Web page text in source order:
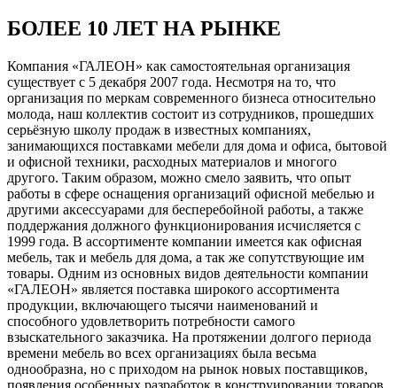
БОЛЕЕ 10 ЛЕТ НА РЫНКЕ
Компания «ГАЛЕОН» как самостоятельная организация
существует с 5 декабря 2007 года. Несмотря на то, что
организация по меркам современного бизнеса относительно
молода, наш коллектив состоит из сотрудников, прошедших
серьёзную школу продаж в известных компаниях,
занимающихся поставками мебели для дома и офиса, бытовой
и офисной техники, расходных материалов и многого
другого. Таким образом, можно смело заявить, что опыт
работы в сфере оснащения организаций офисной мебелью и
другими аксессуарами для бесперебойной работы, а также
поддержания должного функционирования исчисляется с
1999 года. В ассортименте компании имеется как офисная
мебель, так и мебель для дома, а так же сопутствующие им
товары. Одним из основных видов деятельности компании
«ГАЛЕОН» является поставка широкого ассортимента
продукции, включающего тысячи наименований и
способного удовлетворить потребности самого
взыскательного заказчика. На протяжении долгого периода
времени мебель во всех организациях была весьма
однообразна, но с приходом на рынок новых поставщиков,
появления особенных разработок в конструировании товаров